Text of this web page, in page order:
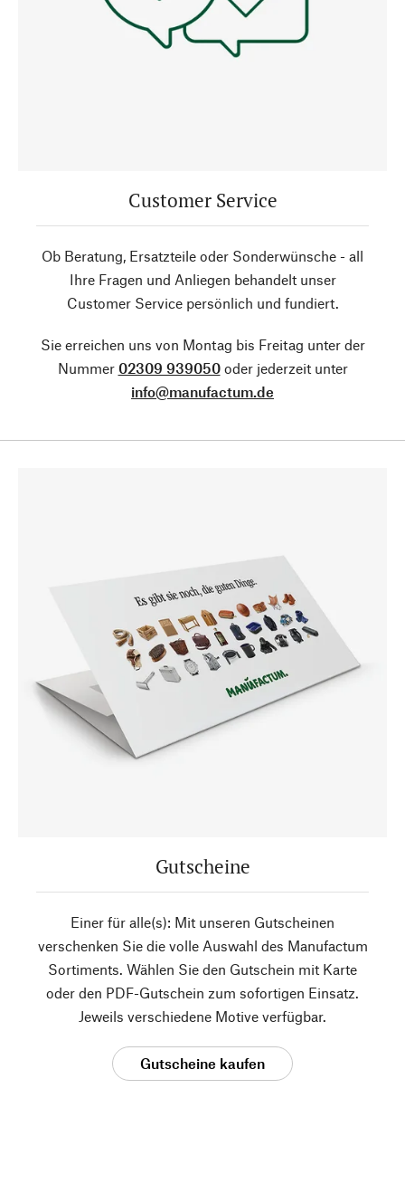
Customer Service
Ob Beratung, Ersatzteile oder Sonderwünsche - all
Ihre Fragen und Anliegen behandelt unser
Customer Service persönlich und fundiert.
Sie erreichen uns von Montag bis Freitag unter der
Nummer 02309 939050oder jederzeit unter
info@manufactum.de
Gutscheine
Einer für alle(s): Mit unseren Gutscheinen
verschenken Sie die volle Auswahl des Manufactum
Sortiments. Wählen Sie den Gutschein mit Karte
oder den PDF-Gutschein zum sofortigen Einsatz.
Jeweils verschiedene Motive verfügbar.
Gutscheine kaufen